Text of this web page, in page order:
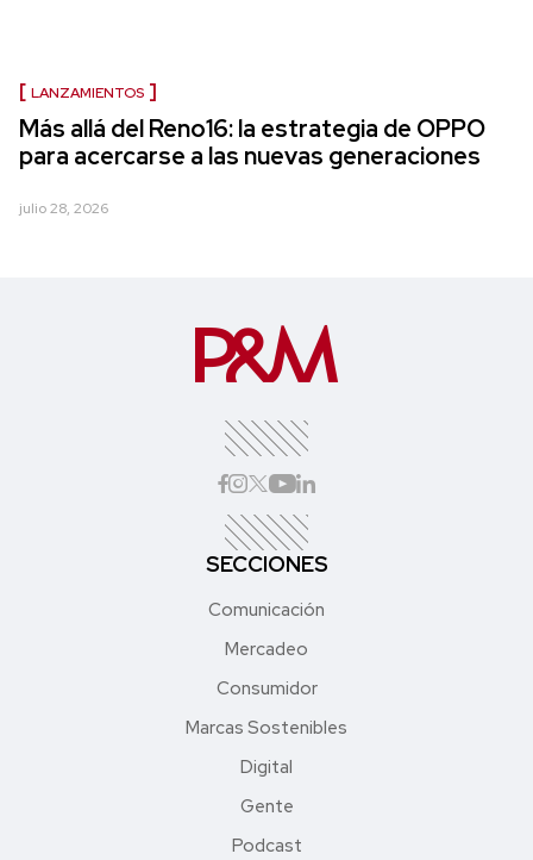
LANZAMIENTOS
Más allá del Reno16: la estrategia de OPPO
para acercarse a las nuevas generaciones
julio 28, 2026
SECCIONES
Comunicación
Mercadeo
Consumidor
Marcas Sostenibles
Digital
Gente
Podcast